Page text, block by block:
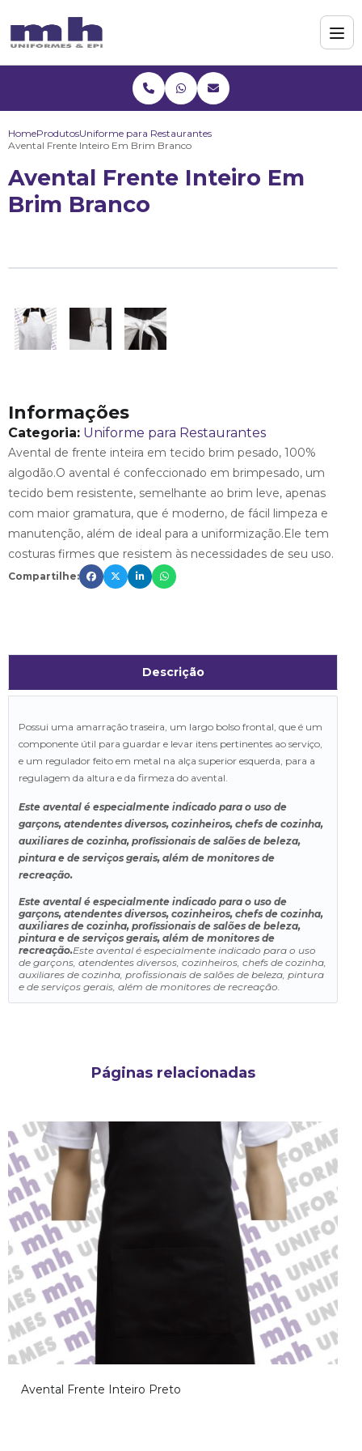
HomeProdutosUniforme para Restaurantes
Avental Frente Inteiro Em Brim Branco
Avental Frente Inteiro Em
Brim Branco
Informações
Categoria: Uniforme para Restaurantes
Avental de frente inteira em tecido brim pesado, 100%
algodão.O avental é confeccionado em brimpesado, um
tecido bem resistente, semelhante ao brim leve, apenas
com maior gramatura, que é moderno, de fácil limpeza e
manutenção, além de ideal para a uniformização.Ele tem
costuras firmes que resistem às necessidades de seu uso.
Compartilhe:
Descrição
Possui uma amarração traseira, um largo bolso frontal, que é um
componente útil para guardar e levar itens pertinentes ao serviço,
e um regulador feito em metal na alça superior esquerda, para a
regulagem da altura e da firmeza do avental.
Este avental é especialmente indicado para o uso de
garçons, atendentes diversos, cozinheiros, chefs de cozinha,
auxiliares de cozinha, profissionais de salões de beleza,
pintura e de serviços gerais, além de monitores de
recreação.
Este avental é especialmente indicado para o uso de
garçons, atendentes diversos, cozinheiros, chefs de cozinha,
auxiliares de cozinha, profissionais de salões de beleza,
pintura e de serviços gerais, além de monitores de
recreação.Este avental é especialmente indicado para o uso
de garçons, atendentes diversos, cozinheiros, chefs de cozinha,
auxiliares de cozinha, profissionais de salões de beleza, pintura
e de serviços gerais, além de monitores de recreação.
Páginas relacionadas
Avental Frente Inteiro Preto